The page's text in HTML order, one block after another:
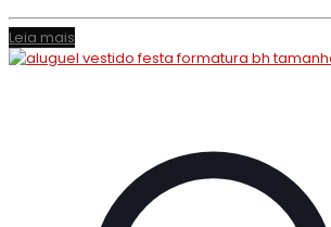
Leia mais